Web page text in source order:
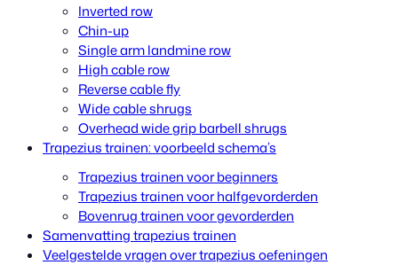
Inverted row
Chin-up
Single arm landmine row
High cable row
Reverse cable fly
Wide cable shrugs
Overhead wide grip barbell shrugs
Trapezius trainen: voorbeeld schema’s
Trapezius trainen voor beginners
Trapezius trainen voor halfgevorderden
Bovenrug trainen voor gevorderden
Samenvatting trapezius trainen
Veelgestelde vragen over trapezius oefeningen